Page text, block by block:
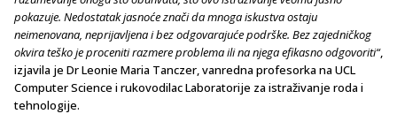
pokazuje. Nedostatak jasnoće znači da mnoga iskustva ostaju
neimenovana, neprijavljena i bez odgovarajuće podrške. Bez zajedničkog
okvira teško je proceniti razmere problema ili na njega efikasno odgovoriti“,
izjavila je Dr Leonie Maria Tanczer, vanredna profesorka na UCL
Computer Science i rukovodilac Laboratorije za istraživanje roda i
tehnologije.